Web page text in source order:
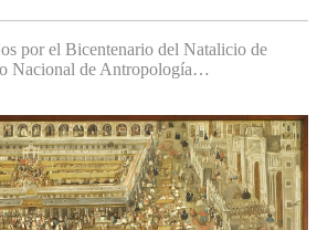
por el Bicentenario del Natalicio de
Nacional de Antropología…